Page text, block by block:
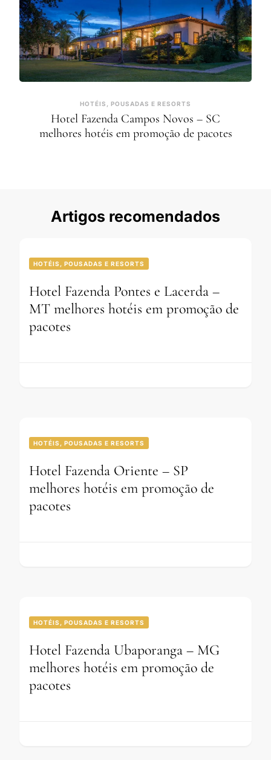
HOTÉIS, POUSADAS E RESORTS
Hotel Fazenda Campos Novos – SC
melhores hotéis em promoção de pacotes
Artigos recomendados
HOTÉIS, POUSADAS E RESORTS
Hotel Fazenda Pontes e Lacerda –
MT melhores hotéis em promoção de
pacotes
HOTÉIS, POUSADAS E RESORTS
Hotel Fazenda Oriente – SP
melhores hotéis em promoção de
pacotes
HOTÉIS, POUSADAS E RESORTS
Hotel Fazenda Ubaporanga – MG
melhores hotéis em promoção de
pacotes